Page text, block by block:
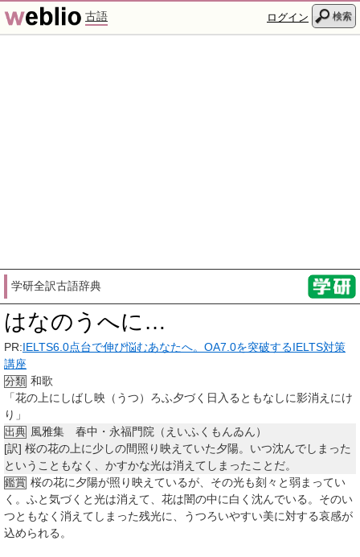
古語 ログイン 検索
学研全訳古語辞典
はなのうへに…
PR:IELTS6.0点台で伸び悩むあなたへ。OA7.0を突破するIELTS対策
講座
分類 和歌
「花の上にしばし映（うつ）ろふ夕づく日入るともなしに影消えにけ
り」
出典
風雅集 春中・永福門院（えいふくもんゐん）
[訳] 桜の花の上に少しの間照り映えていた夕陽。いつ沈んでしまった
ということもなく、かすかな光は消えてしまったことだ。
鑑賞 桜の花に夕陽が照り映えているが、その光も刻々と弱まってい
く。ふと気づくと光は消えて、花は闇の中に白く沈んでいる。そのい
つともなく消えてしまった残光に、うつろいやすい美に対する哀感が
込められる。